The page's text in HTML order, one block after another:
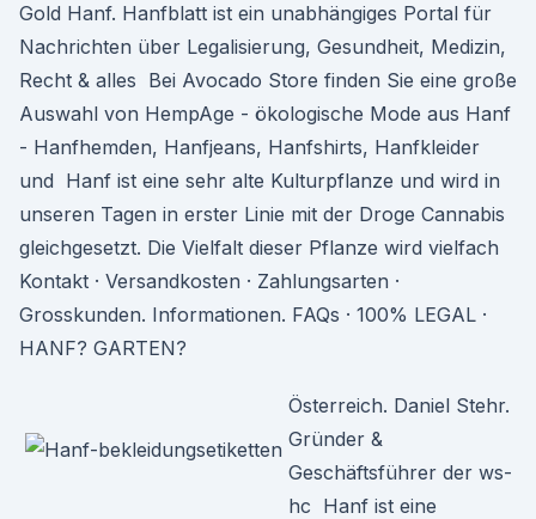
Gold Hanf. Hanfblatt ist ein unabhängiges Portal für
Nachrichten über Legalisierung, Gesundheit, Medizin,
Recht & alles Bei Avocado Store finden Sie eine große
Auswahl von HempAge - ökologische Mode aus Hanf
- Hanfhemden, Hanfjeans, Hanfshirts, Hanfkleider
und Hanf ist eine sehr alte Kulturpflanze und wird in
unseren Tagen in erster Linie mit der Droge Cannabis
gleichgesetzt. Die Vielfalt dieser Pflanze wird vielfach
Kontakt · Versandkosten · Zahlungsarten ·
Grosskunden. Informationen. FAQs · 100% LEGAL ·
HANF? GARTEN?
Österreich. Daniel Stehr.
Gründer &
Geschäftsführer der ws-
hc Hanf ist eine